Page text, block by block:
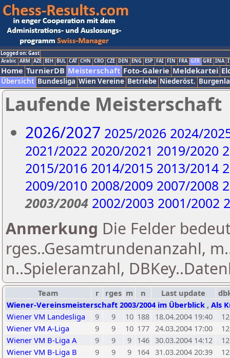
Logged on: Gast
Arabic ARM AZE BIH BUL CAT CHN CRO CZE DEN ENG ESP FAI FIN FRA GER GRE INA
Home TurnierDB Meisterschaft Foto-Galerie Meldekartei
Übersicht Bundesliga Wien Vereine Betriebe Niederöst.
Laufende Meisterschaft
2026/2027 2025/2026 2024/
2021/2022 2020/2021 2019/2020
2015/2016 2014/2015 2013/2014
2009/2010 2008/2009 2007/2008
2003/2004 2002/2003 2001/2002
Anmerkung Die Felder
rges..Gesamtrundenanzahl,
n..Spieleranzahl,
Team r rges m n Last update
Wiener-Vereinsmeisterschaft 2003/2004 im Überblick , Als
Wiener VM Landesliga
9 9 10 188 18.04.2004 19:40
Wiener VM A-Liga
9 9 10 177 24.03.2004 17:00
Wiener VM B-Liga A
9 9 9 146 30.03.2004 14:12
Wiener VM B-Liga B
9 9 9 164 31.03.2004 20:39